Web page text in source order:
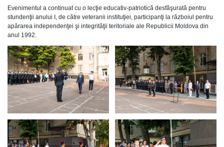
Evenimentul a continuat cu o lecţie educativ-patriotică desfăşurată pentru
stundenţii anului I, de către veteranii instituţiei, participanţi la războiul pentru
apărarea independenţei şi integrităţii teritoriale ale Republicii Moldova din
anul 1992.